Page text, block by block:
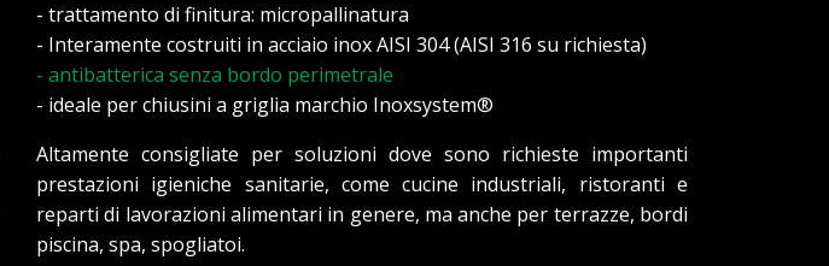
- trattamento di finitura: micropallinatura
- Interamente costruiti in acciaio inox AISI 304 (AISI 316 su richiesta)
- antibatterica senza bordo perimetrale
- ideale per chiusini a griglia marchio Inoxsystem®
Altamente consigliate per soluzioni dove sono richieste importanti
prestazioni igieniche sanitarie, come cucine industriali, ristoranti e
reparti di lavorazioni alimentari in genere, ma anche per terrazze, bordi
piscina, spa, spogliatoi.